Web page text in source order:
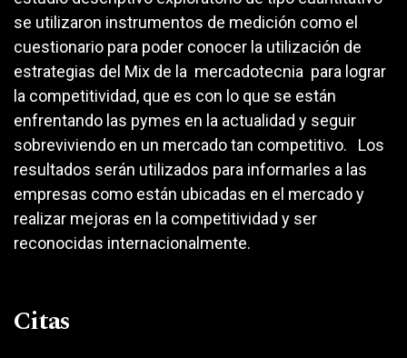
se utilizaron instrumentos de medición como el
cuestionario para poder conocer la utilización de
estrategias del Mix de la mercadotecnia para lograr
la competitividad, que es con lo que se están
enfrentando las pymes en la actualidad y seguir
sobreviviendo en un mercado tan competitivo. Los
resultados serán utilizados para informarles a las
empresas como están ubicadas en el mercado y
realizar mejoras en la competitividad y ser
reconocidas internacionalmente.
Citas